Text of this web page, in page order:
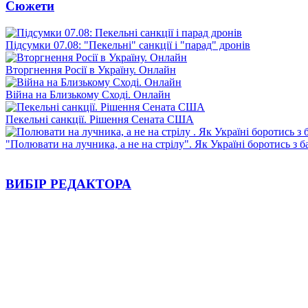
Сюжети
Підсумки 07.08: "Пекельні" санкції і "парад" дронів
Вторгнення Росії в Україну. Онлайн
Війна на Близькому Сході. Онлайн
Пекельні санкції. Рішення Сената США
"Полювати на лучника, а не на стрілу". Як Україні боротись з
ВИБІР РЕДАКТОРА